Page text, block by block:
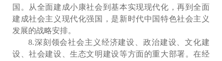
国。从全面建成小康社会到基本实现现代化，再到全面
建成社会主义现代化强国，是新时代中国特色社会主义
发展的战略安排。
8.深刻领会社会主义经济建设、政治建设、文化建
设、社会建设、生态文明建设等方面的重大部署。在经